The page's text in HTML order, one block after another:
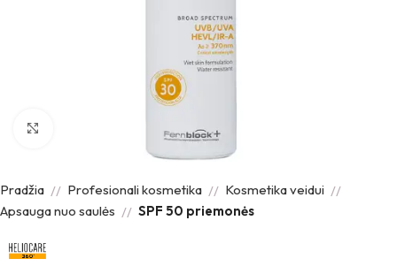
Padidinti nuotrauką
Pradžia Profesionali kosmetika
Kosmetika veidui
Apsauga nuo saulės
SPF 50 priemonės